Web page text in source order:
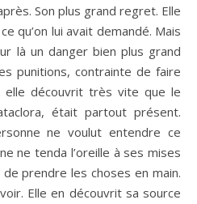
Son plus grand regret. Elle
qu’on lui avait demandé. Mais
là un danger bien plus grand
punitions, contrainte de faire
découvrit très vite que le
était partout présent.
ne voulut entendre ce
ne tenda l’oreille à ses mises
prendre les choses en main.
Elle en découvrit sa source